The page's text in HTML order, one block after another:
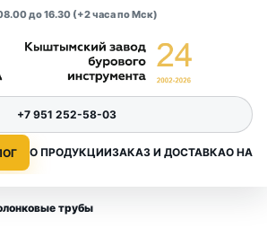
до 16.30 (+2 часа по Мск)
О ПРОДУКЦИИЗАКАЗ И ДОСТАВКАО НАС
+7 951 252-58-03
трубы